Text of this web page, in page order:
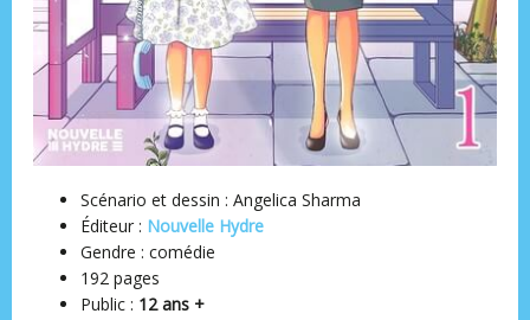
Scénario et dessin : Angelica Sharma
Éditeur ‏: Nouvelle Hydre
Gendre : comédie
192 pages
Public : 12 ans +